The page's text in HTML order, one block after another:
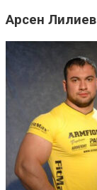
Арсен Лилиев